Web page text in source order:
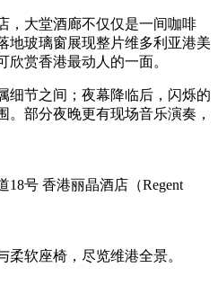
，大堂酒廊不仅仅是一间咖啡
地玻璃窗展现整片维多利亚港美
赏香港最动人的一面。
细节之间；夜幕降临后，闪烁的
。部分夜晚更有现场音乐演奏，
号 香港丽晶酒店（Regent
软座椅，尽览维港全景。